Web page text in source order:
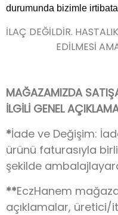
durumunda bizimle
İLAÇ DEĞİLDİR.
EDİLMESİ
MAĞAZAMIZDA
İLGİLİ GENEL
*İade ve Değişim:
ürünü faturasıyla
şekilde
**EczHanem
açıklamalar, üretici/